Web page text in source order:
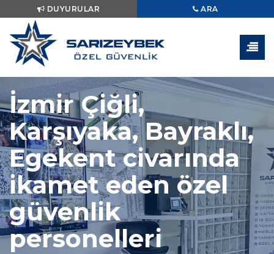
DUYURULAR ARA
İzmir Çiğli,
Karşıyaka, Bayraklı,
Egekent civarında
ikamet eden özel
güvenlik
personelleri